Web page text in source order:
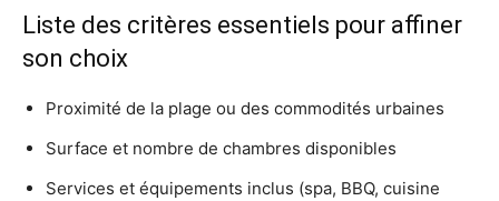
Liste des critères essentiels pour affiner
son choix
Proximité de la plage ou des commodités urbaines
Surface et nombre de chambres disponibles
Services et équipements inclus (spa, BBQ, cuisine